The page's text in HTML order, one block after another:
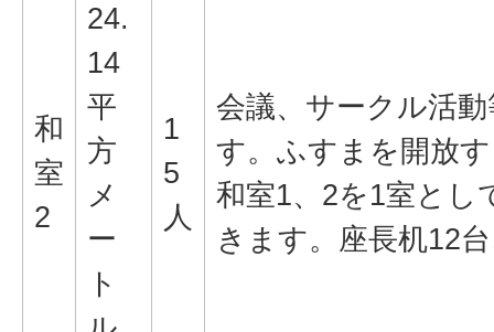
和
室
2
24.
14
平
方
メ
ー
ト
1
5
人
会議、サークル活
す。ふすまを開放
和室1、2を1室とし
きます。座長机12